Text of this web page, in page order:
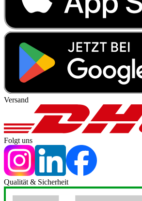
Versand
Folgt uns
Qualität & Sicherheit